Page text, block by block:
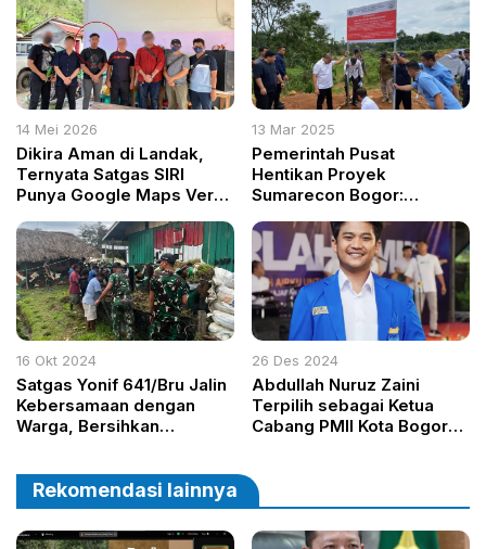
Bangsa
14 Mei 2026
Dikira Aman di Landak,
Ternyata Satgas SIRI
Punya Google Maps Versi
13 Mar 2025
Pemerintah Pusat
Hentikan Proyek
Sumarecon Bogor:
Lingkungan Dinilai Serius
16 Okt 2024
Satgas Yonif 641/Bru Jalin
Kebersamaan dengan
Warga, Bersihkan
26 Des 2024
Abdullah Nuruz Zaini
Terpilih sebagai Ketua
Cabang PMII Kota Bogor
Gemilang untuk Masa
Depan”
Rekomendasi lainnya